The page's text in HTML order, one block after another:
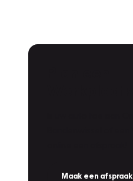
Maak een afspraak